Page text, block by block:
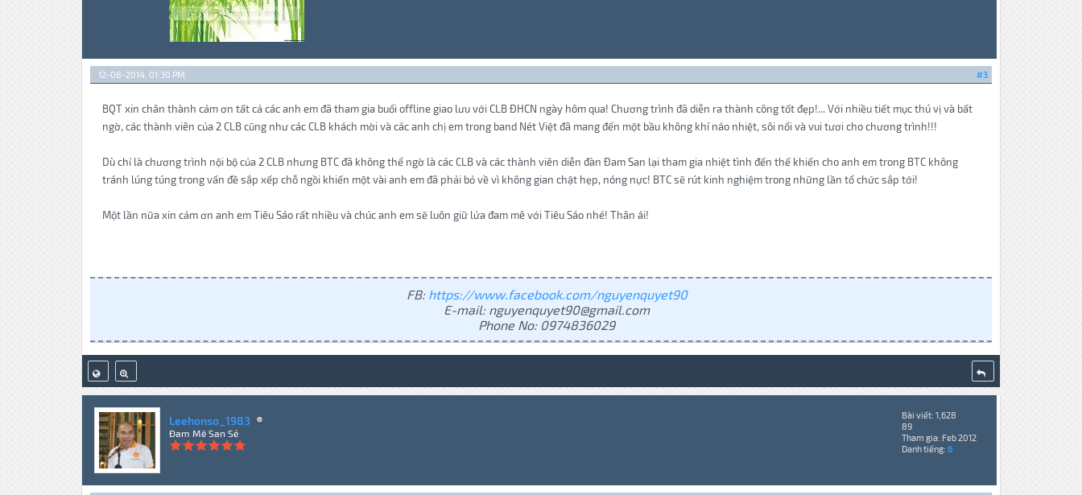
#3
12-08-2014, 01:30 PM
BQT xin chân thành cảm ơn tất cả các anh em đã tham gia buổi offline giao lưu với CLB ĐHCN ngày hôm qua! Chương trình đã diễn ra thành công tốt đẹp!... Với nhiều tiết mục thú vị và bất
ngờ, các thành viên của 2 CLB cũng như các CLB khách mời và các anh chị em trong band Nét Việt đã mang đến một bầu không khí náo nhiệt, sôi nổi và vui tươi cho chương trình!!!
Dù chỉ là chương trình nội bộ của 2 CLB nhưng BTC đã không thể ngờ là các CLB và các thành viên diễn đàn Đam San lại tham gia nhiệt tình đến thế khiến cho anh em trong BTC không
tránh lúng túng trong vấn đề sắp xếp chỗ ngồi khiến một vài anh em đã phải bỏ về vì không gian chật hẹp, nóng nực! BTC sẽ rút kinh nghiệm trong những lần tổ chức sắp tới!
Một lần nữa xin cảm ơn anh em Tiêu Sáo rất nhiều và chúc anh em sẽ luôn giữ lửa đam mê với Tiêu Sáo nhé! Thân ái!
FB: https://www.facebook.com/nguyenquyet90
E-mail: nguyenquyet90@gmail.com
Phone No: 0974836029
Leehonso_1983
Đam Mê San Sẻ
Bài viết: 1,628
89
Tham gia: Feb 2012
Danh tiếng: 6